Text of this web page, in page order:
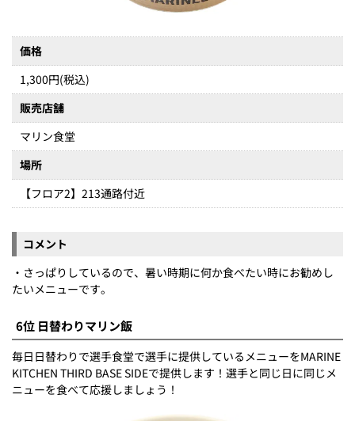
価格
1,300円(税込)
販売店舗
マリン食堂
場所
【フロア2】213通路付近
コメント
・さっぱりしているので、暑い時期に何か食べたい時にお勧めし
たいメニューです。
6位 日替わりマリン飯
毎日日替わりで選手食堂で選手に提供しているメニューをMARINE
KITCHEN THIRD BASE SIDEで提供します！選手と同じ日に同じメ
ニューを食べて応援しましょう！